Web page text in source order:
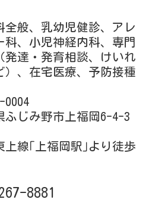
全般、乳幼児健診、アレ
科、小児神経内科、専門
発達・発育相談、けいれ
）、在宅医療、予防接種
0004
ふじみ野市上福岡6-4-3
上線｢上福岡駅｣より徒歩
8881